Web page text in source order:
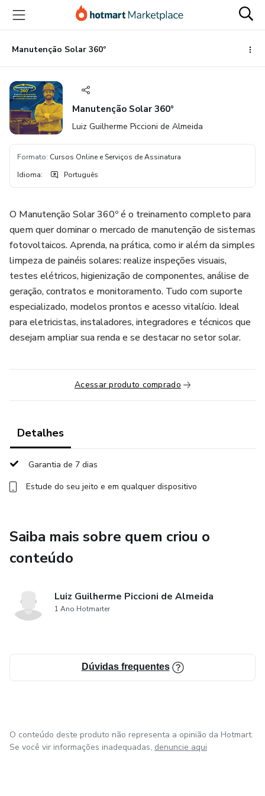
para
conteúdo
principal
para
pagamento
para
rodapé
Manutenção Solar 360º
Manutenção Solar 360º
Luiz Guilherme Piccioni de Almeida
Formato: Cursos Online e Serviços de Assinatura
Idioma: Português
O Manutenção Solar 360º é o treinamento completo para
quem quer dominar o mercado de manutenção de sistemas
fotovoltaicos. Aprenda, na prática, como ir além da simples
limpeza de painéis solares: realize inspeções visuais,
testes elétricos, higienização de componentes, análise de
geração, contratos e monitoramento. Tudo com suporte
especializado, modelos prontos e acesso vitalício. Ideal
para eletricistas, instaladores, integradores e técnicos que
desejam ampliar sua renda e se destacar no setor solar.
Acessar produto comprado
Detalhes
Garantia de 7 dias
Estude do seu jeito e em qualquer dispositivo
Saiba mais sobre quem criou o
conteúdo
Luiz Guilherme Piccioni de Almeida
1 Ano Hotmarter
Dúvidas frequentes
O conteúdo deste produto não representa a opinião da Hotmart.
Se você vir informações inadequadas, denuncie aqui